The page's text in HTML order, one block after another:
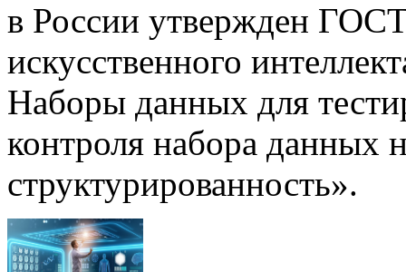
в России утвержден
искусственного
Наборы данных для
контроля набора данных
структурированность».